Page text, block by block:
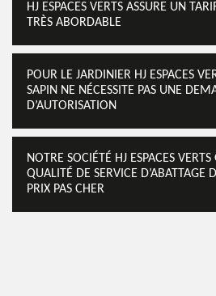
HJ ESPACES VERTS ASSURE UN
TRÈS ABORDABLE
POUR LE JARDINIER HJ ESPACES
SAPIN NE NÉCESSITE PAS UNE
D’AUTORISATION
NOTRE SOCIÉTÉ HJ ESPACES
QUALITÉ DE SERVICE D’ABATTAGE
PRIX PAS CHER